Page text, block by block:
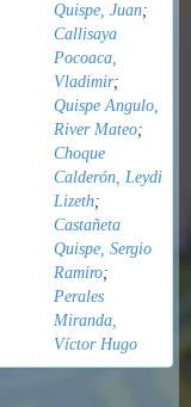
Quispe, Juan;
Callisaya
Pocoaca,
Vladimir;
Quispe Angulo,
River Mateo;
Choque
Calderón, Leydi
Lizeth;
Castañeta
Quispe, Sergio
Ramiro;
Perales
Miranda,
Víctor Hugo